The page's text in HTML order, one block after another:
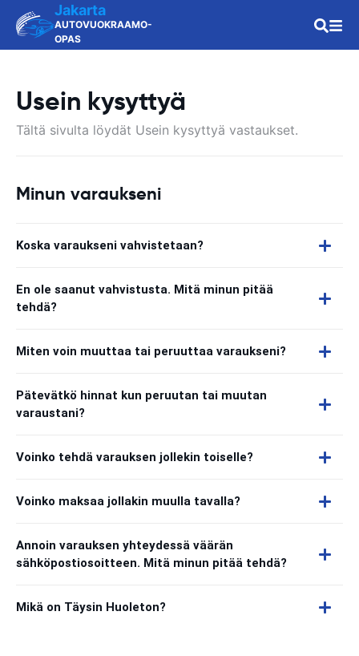
Jakarta
AUTOVUOKRAAMO-
OPAS
Usein kysyttyä
Tältä sivulta löydät Usein kysyttyä vastaukset.
Minun varaukseni
Koska varaukseni vahvistetaan?
En ole saanut vahvistusta. Mitä minun pitää
tehdä?
Miten voin muuttaa tai peruuttaa varaukseni?
Pätevätkö hinnat kun peruutan tai muutan
varaustani?
Voinko tehdä varauksen jollekin toiselle?
Voinko maksaa jollakin muulla tavalla?
Annoin varauksen yhteydessä väärän
sähköpostiosoitteen. Mitä minun pitää tehdä?
Mikä on Täysin Huoleton?